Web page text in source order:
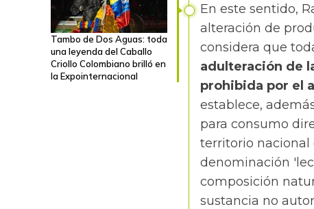
Tambo de Dos Aguas: toda
una leyenda del Caballo
Criollo Colombiano brilló en
la Expointernacional
En este sentido,
alteración de
considera que
adulteración de
prohibida por el
establece,
para consumo
territorio nacional
denominación
composición
sustancia no